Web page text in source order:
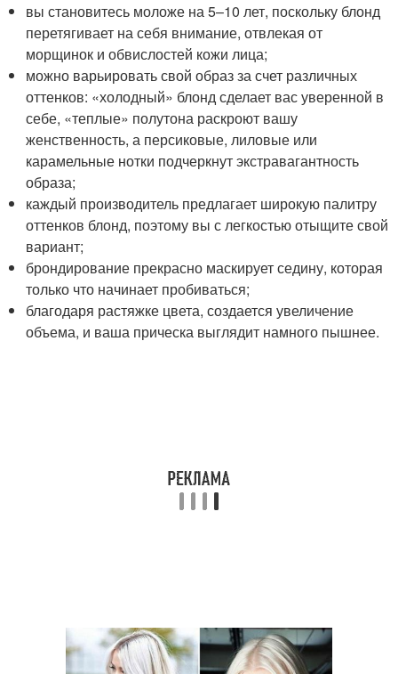
вы становитесь моложе на 5–10 лет, поскольку блонд
перетягивает на себя внимание, отвлекая от
морщинок и обвислостей кожи лица;
можно варьировать свой образ за счет различных
оттенков: «холодный» блонд сделает вас уверенной в
себе, «теплые» полутона раскроют вашу
женственность, а персиковые, лиловые или
карамельные нотки подчеркнут экстравагантность
образа;
каждый производитель предлагает широкую палитру
оттенков блонд, поэтому вы с легкостью отыщите свой
вариант;
брондирование прекрасно маскирует седину, которая
только что начинает пробиваться;
благодаря растяжке цвета, создается увеличение
объема, и ваша прическа выглядит намного пышнее.